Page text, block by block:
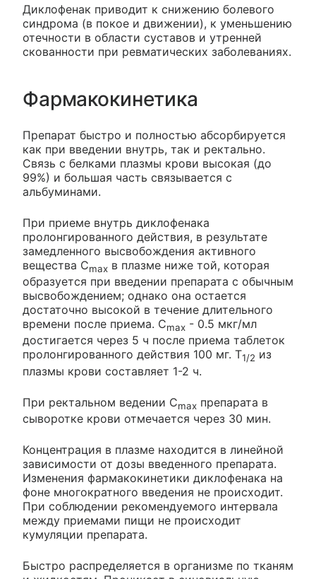
Диклофенак приводит к снижению болевого
синдрома (в покое и движении), к уменьшению
отечности в области суставов и утренней
скованности при ревматических заболеваниях.
Фармакокинетика
Препарат быстро и полностью абсорбируется
как при введении внутрь, так и ректально.
Связь с белками плазмы крови высокая (до
99%) и большая часть связывается с
альбуминами.
При приеме внутрь диклофенака
пролонгированного действия, в результате
замедленного высвобождения активного
вещества Cmax в плазме ниже той, которая
образуется при введении препарата с обычным
высвобождением; однако она остается
достаточно высокой в течение длительного
времени после приема. Cmax - 0.5 мкг/мл
достигается через 5 ч после приема таблеток
пролонгированного действия 100 мг. T1/2 из
плазмы крови составляет 1-2 ч.
При ректальном ведении Cmax препарата в
сыворотке крови отмечается через 30 мин.
Концентрация в плазме находится в линейной
зависимости от дозы введенного препарата.
Изменения фармакокинетики диклофенака на
фоне многократного введения не происходит.
При соблюдении рекомендуемого интервала
между приемами пищи не происходит
кумуляции препарата.
Быстро распределяется в организме по тканям